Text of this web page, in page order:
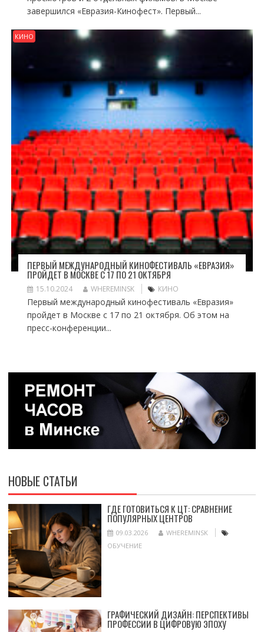
завершился «Евразия-Кинофест». Первый...
КИНО
ПЕРВЫЙ МЕЖДУНАРОДНЫЙ КИНОФЕСТИВАЛЬ «ЕВРАЗИЯ»
ПРОЙДЕТ В МОСКВЕ С 17 ПО 21 ОКТЯБРЯ
15.10.2024 WHEREMINSK КИНО
Первый международный кинофестиваль «Евразия»
пройдет в Москве с 17 по 21 октября. Об этом на
пресс-конференции...
НОВЫЕ СТАТЬИ
ГДЕ ГОТОВИТЬСЯ К ЦТ: СРАВНЕНИЕ
ПОПУЛЯРНЫХ ЦЕНТРОВ
09.03.2026
WHEREMINSK
ОБУЧЕНИЕ
ГРАФИЧЕСКИЙ ДИЗАЙН: ПЕРСПЕКТИВЫ
ПРОФЕССИИ В ЦИФРОВУЮ ЭПОХУ